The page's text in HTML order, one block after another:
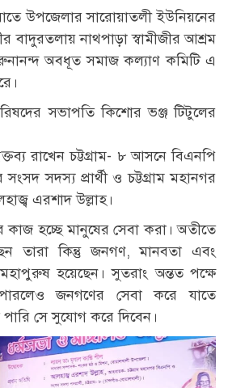
উপজেলার সারোয়াতলী ইউনিয়নের
বাদুরতলায় নাথপাড়া স্বামীজীর আশ্রম
করুনানন্দ অবধূত সমাজ কল্যাণ কমিটি এ
সভাপতি কিশোর ভঞ্জ টিটুলের
রাখেন চট্টগ্রাম- ৮ আসনে বিএনপি
সদস্য প্রার্থী ও চট্টগ্রাম মহানগর
এরশাদ উল্লাহ।
কাজ হচ্ছে মানুষের সেবা করা। অতীতে
তারা কিন্তু জনগণ, মানবতা এবং
হয়েছেন। সুতরাং অন্তত পক্ষে
জনগণের সেবা করে যাতে
সে সুযোগ করে দিবেন।